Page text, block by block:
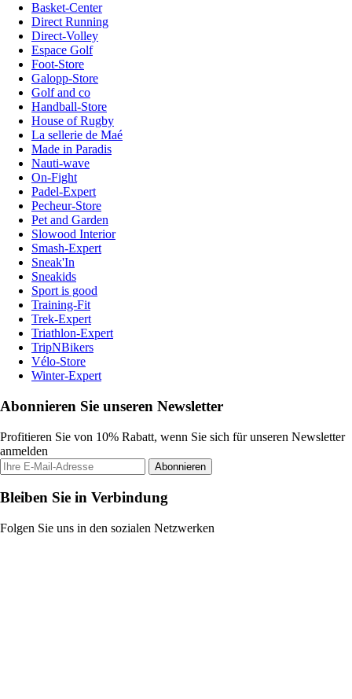
Basket-Center
Direct Running
Direct-Volley
Espace Golf
Foot-Store
Galopp-Store
Golf and co
Handball-Store
House of Rugby
La sellerie de Maé
Made in Paradis
Nauti-wave
On-Fight
Padel-Expert
Pecheur-Store
Pet and Garden
Slowood Interior
Smash-Expert
Sneak'In
Sneakids
Sport is good
Training-Fit
Trek-Expert
Triathlon-Expert
TripNBikers
Vélo-Store
Winter-Expert
Abonnieren Sie unseren Newsletter
Profitieren Sie von 10% Rabatt, wenn Sie sich für unseren Newsletter
anmelden
Abonnieren
Bleiben Sie in Verbindung
Folgen Sie uns in den sozialen Netzwerken